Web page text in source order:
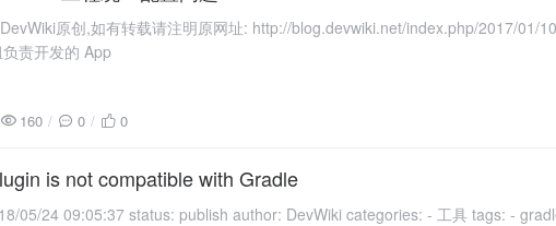
原创,如有转载请注明原网址: http://blog.devwiki.net/index.php/2017/
责开发的 App
160 0 0
is not compatible with Gradle